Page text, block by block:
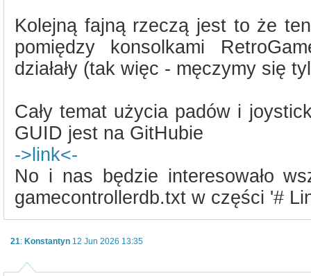
Kolejną fajną rzeczą jest to że
pomiędzy konsolkami
działały (tak więc - męczymy się
Cały temat użycia padów i
GUID jest na GitHubie
->link<-
No i nas będzie interesowało
gamecontrollerdb.txt w części '#
21: Konstantyn 12 Jun 2026 13:35